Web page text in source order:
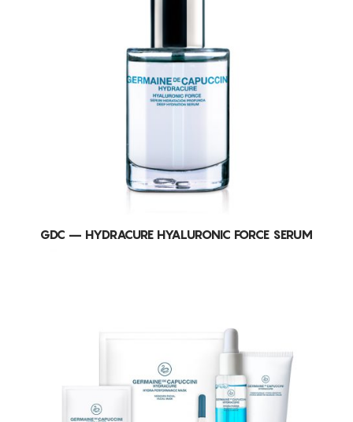
GDC – HYDRACURE HYALURONIC FORCE SERUM